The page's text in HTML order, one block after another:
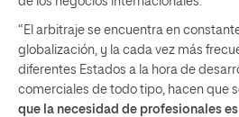
“El arbitraje se encuentra en
globalización, y la cada vez más
diferentes Estados a la hora de
comerciales de todo tipo, hacen que
que la necesidad de profesionales